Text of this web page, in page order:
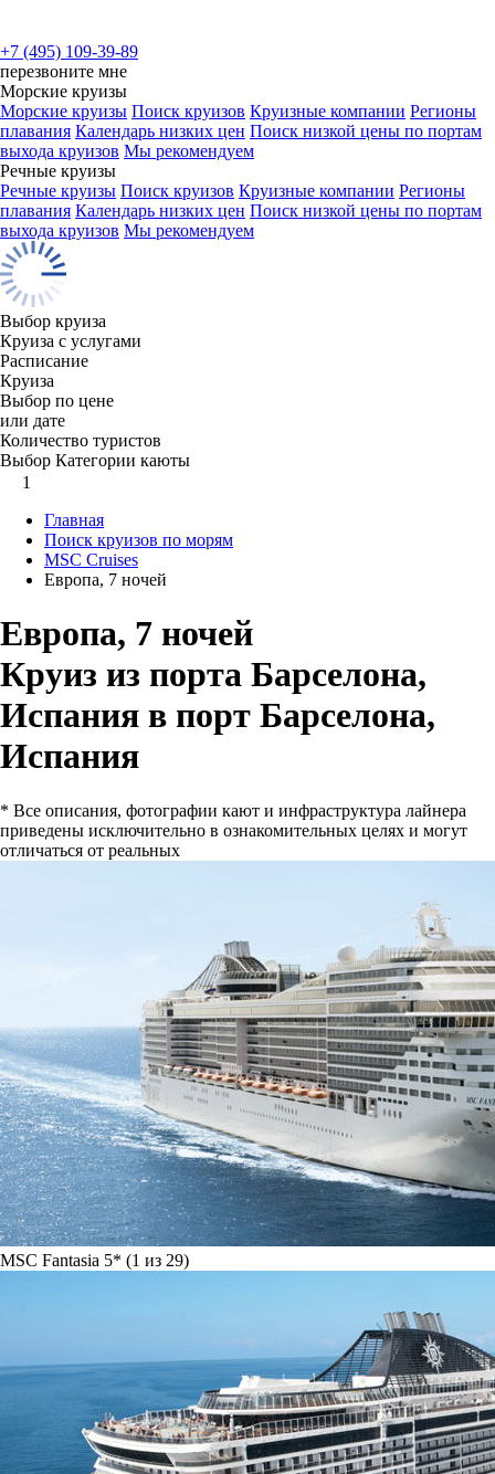
+7 (495) 109-39-89
перезвоните мне
Морские круизы
Морские круизы Поиск круизов Круизные компании Регионы
плавания Календарь низких цен Поиск низкой цены по портам
выхода круизов Мы рекомендуем
Речные круизы
Речные круизы Поиск круизов Круизные компании Регионы
плавания Календарь низких цен Поиск низкой цены по портам
выхода круизов Мы рекомендуем
Выбор круиза
Круиза с услугами
Расписание
Круиза
Выбор по цене
или дате
Количество туристов
Выбор Категории каюты
1
Главная
Поиск круизов по морям
MSC Cruises
Европа, 7 ночей
Европа, 7 ночей
Круиз из порта Барселона,
Испания в порт Барселона,
Испания
* Все описания, фотографии кают и инфраструктура лайнера
приведены исключительно в ознакомительных целях и могут
отличаться от реальных
MSC Fantasia 5* (1 из 29)